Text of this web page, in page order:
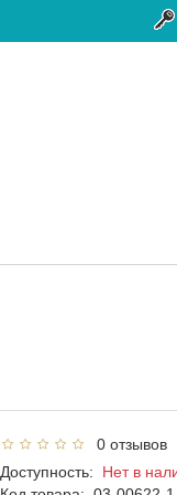
0 отзывов
Доступность: Нет в